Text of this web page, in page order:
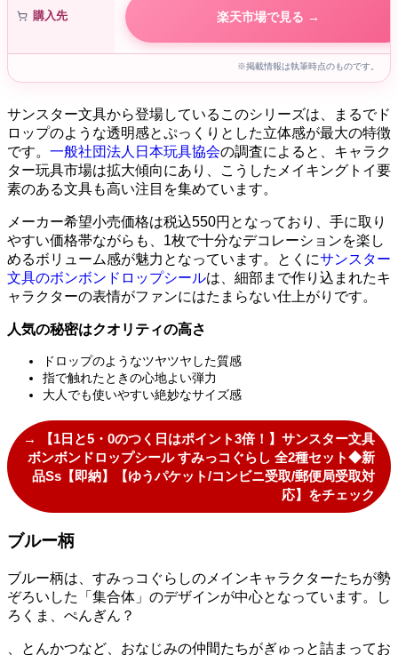
購入先 楽天市場で見る →
※掲載情報は執筆時点のものです。
サンスター文具から登場しているこのシリーズは、まるでド
ロップのような透明感とぷっくりとした立体感が最大の特徴
です。 一般社団法人日本玩具協会の調査によると、キャラク
ター玩具市場は拡大傾向にあり、こうしたメイキングトイ要
素のある文具も高い注目を集めています。
メーカー希望小売価格は税込550円となっており、手に取り
やすい価格帯ながらも、1枚で十分なデコレーションを楽し
めるボリューム感が魅力となっています。とくにサンスター
文具のボンボンドロップシールは、細部まで作り込まれたキ
ャラクターの表情がファンにはたまらない仕上がりです。
人気の秘密はクオリティの高さ
ドロップのようなツヤツヤした質感
指で触れたときの心地よい弾力
大人でも使いやすい絶妙なサイズ感
→ 【1日と5・0のつく日はポイント3倍！】サンスター文具
ボンボンドロップシール すみっコぐらし 全2種セット◆新
品Ss【即納】【ゆうパケット/コンビニ受取/郵便局受取対
応】をチェック
ブルー柄
ブルー柄は、すみっコぐらしのメインキャラクターたちが勢
ぞろいした「集合体」のデザインが中心となっています。し
ろくま、ぺんぎん？
、とんかつなど、おなじみの仲間たちがぎゅっと詰まってお